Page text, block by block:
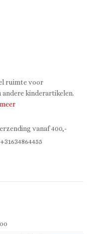
ruimte voor
andere kinderartikelen.
vanaf 400,-